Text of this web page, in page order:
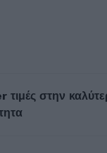
τιμές στην